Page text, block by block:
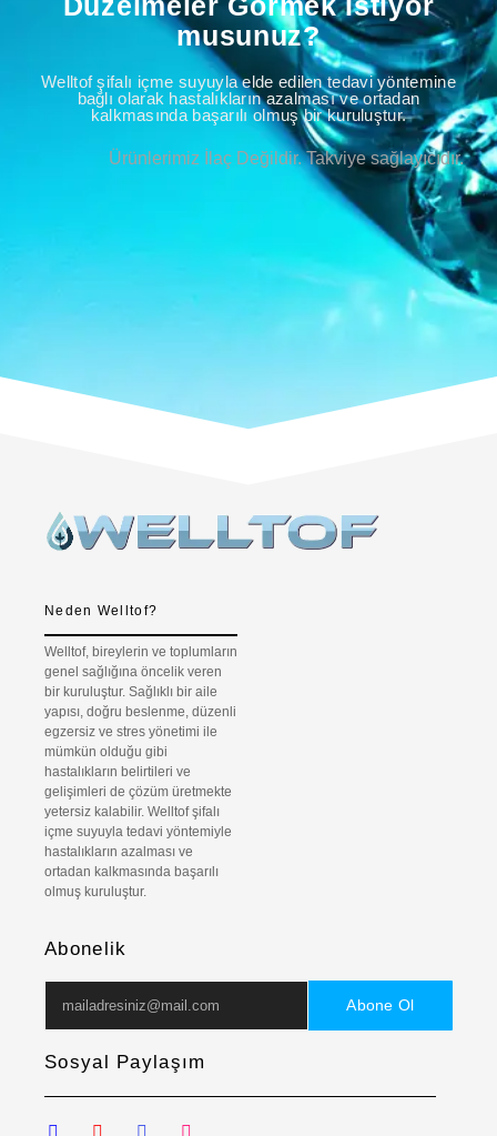
musunuz?
Welltof şifalı içme suyuyla elde edilen tedavi yöntemine
bağlı olarak hastalıkların azalması ve ortadan
kalkmasında başarılı olmuş bir kuruluştur.
Ürünlerimiz İlaç Değildir. Takviye sağlayıcıdır.
Neden Welltof?
Welltof, bireylerin ve toplumların
genel sağlığına öncelik veren
bir kuruluştur. Sağlıklı bir aile
yapısı, doğru beslenme, düzenli
egzersiz ve stres yönetimi ile
mümkün olduğu gibi
hastalıkların belirtileri ve
gelişimleri de çözüm üretmekte
yetersiz kalabilir. Welltof şifalı
içme suyuyla tedavi yöntemiyle
hastalıkların azalması ve
ortadan kalkmasında başarılı
olmuş kuruluştur.
Abonelik
Abone Ol
Sosyal Paylaşım